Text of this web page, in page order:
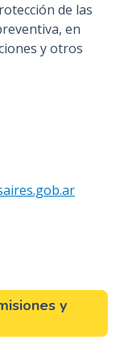
de las
en
y otros
y